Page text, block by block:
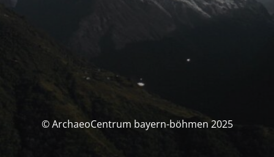
© ArchaeoCentrum bayern-böhmen 2025